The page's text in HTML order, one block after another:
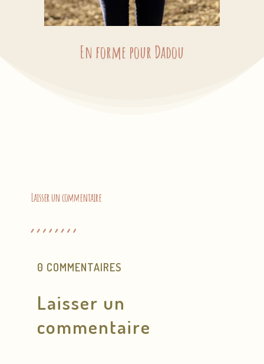
En forme pour Dadou
Laisser un commentaire
0 COMMENTAIRES
Laisser un
commentaire